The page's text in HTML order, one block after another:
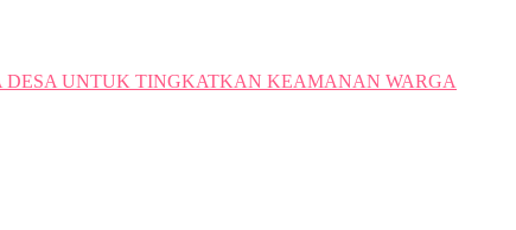
DESA UNTUK TINGKATKAN KEAMANAN WARGA